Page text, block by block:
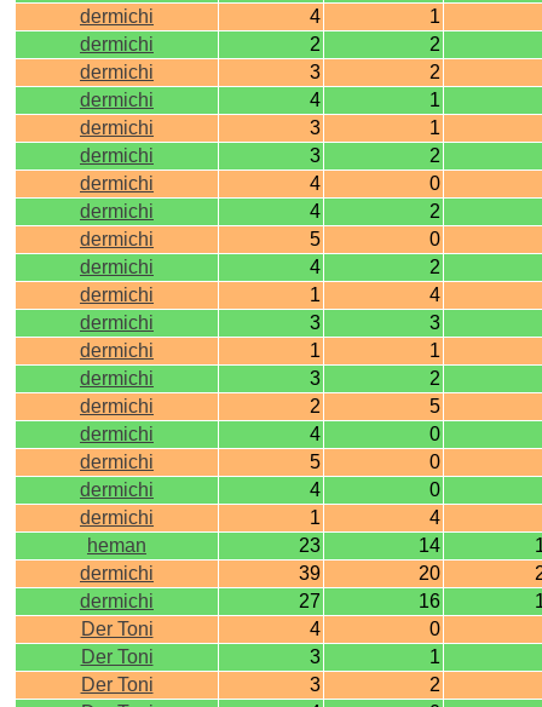
dermichi
4
1
dermichi
2
2
dermichi
3
2
dermichi
4
1
dermichi
3
1
dermichi
3
2
dermichi
4
0
dermichi
4
2
dermichi
5
0
dermichi
4
2
dermichi
1
4
dermichi
3
3
dermichi
1
1
dermichi
3
2
dermichi
2
5
dermichi
4
0
dermichi
5
0
dermichi
4
0
dermichi
1
4
heman
23 14
dermichi
39 20
dermichi
27 16
Der Toni
4
0
Der Toni
3
1
Der Toni
3
2